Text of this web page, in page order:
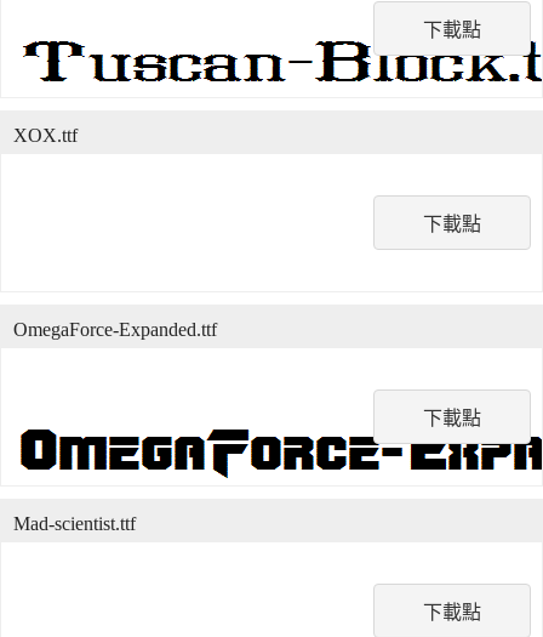
下載點
下載點
XOX.ttf
下載點
OmegaForce-Expanded.ttf
下載點
Mad-scientist.ttf